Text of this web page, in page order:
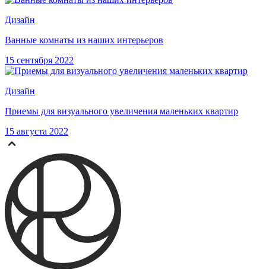
Дизайн
Ванные комнаты из наших интерьеров
15 сентября 2022
Дизайн
Приемы для визуального увеличения маленьких квартир
15 августа 2022